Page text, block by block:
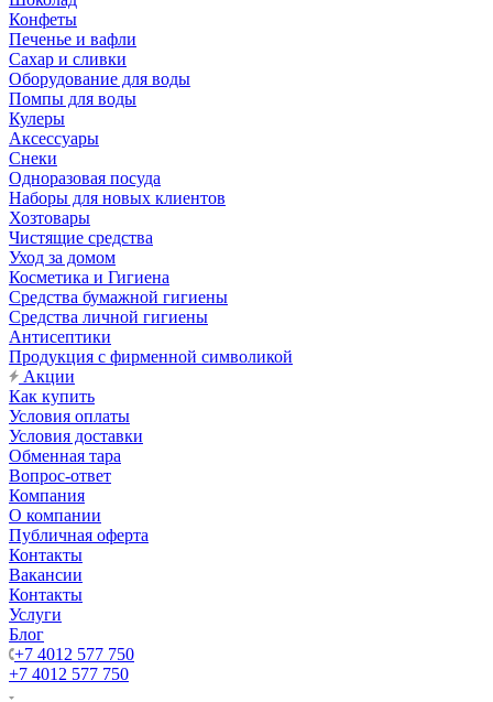
Конфеты
Печенье и вафли
Сахар и сливки
Оборудование для воды
Помпы для воды
Кулеры
Аксессуары
Снеки
Одноразовая посуда
Наборы для новых клиентов
Хозтовары
Чистящие средства
Уход за домом
Косметика и Гигиена
Средства бумажной гигиены
Средства личной гигиены
Антисептики
Продукция с фирменной символикой
Акции
Как купить
Условия оплаты
Условия доставки
Обменная тара
Вопрос-ответ
Компания
О компании
Публичная оферта
Контакты
Вакансии
Контакты
Услуги
Блог
+7 4012 577 750
+7 4012 577 750